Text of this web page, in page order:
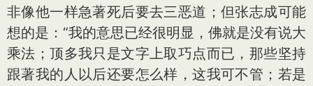
非像他一样急著死后要去三恶道；但张志成可能
想的是：“我的意思已经很明显，佛就是没有说大
乘法；顶多我只是文字上取巧点而已，那些坚持
跟著我的人以后还要怎么样，这我可不管；若是